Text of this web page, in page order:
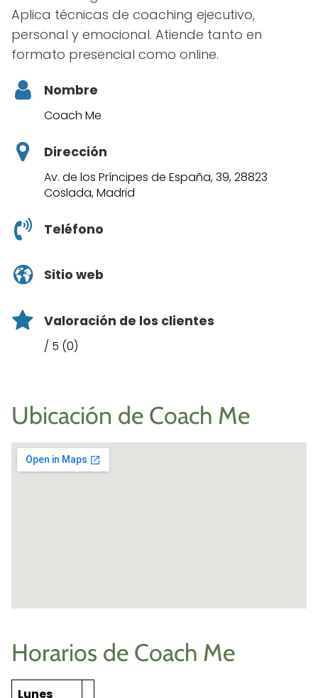
Aplica técnicas de coaching ejecutivo,
personal y emocional. Atiende tanto en
formato presencial como online.
Nombre
Coach Me
Dirección
Av. de los Príncipes de España, 39, 28823
Coslada, Madrid
Teléfono
Sitio web
Valoración de los clientes
/ 5 (0)
Ubicación de Coach Me
Horarios de Coach Me
Lunes